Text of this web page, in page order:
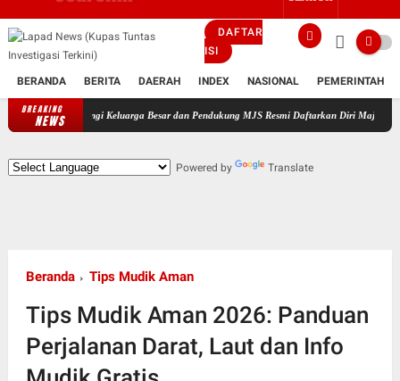
DAFTAR
ISI
BERANDA BERITA DAERAH INDEX NASIONAL PEMERINTAH
BREAKING
NEWS
Didampingi Keluarga Besar dan Pendukung MJS Resmi Daftarkan Diri Maju Sebagai Calon
Powered by Translate
Beranda Tips Mudik Aman
Tips Mudik Aman 2026: Panduan
Perjalanan Darat, Laut dan Info